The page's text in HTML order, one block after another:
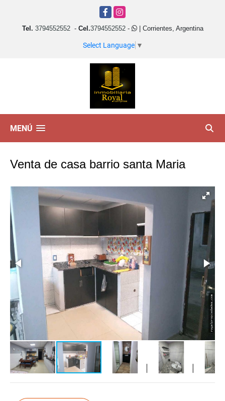
FacebookInstagram
Tel. 3794552552- Cel.3794552552- | Corrientes, Argentina
Select Language ▼
MENÚ
Venta de casa barrio santa Maria